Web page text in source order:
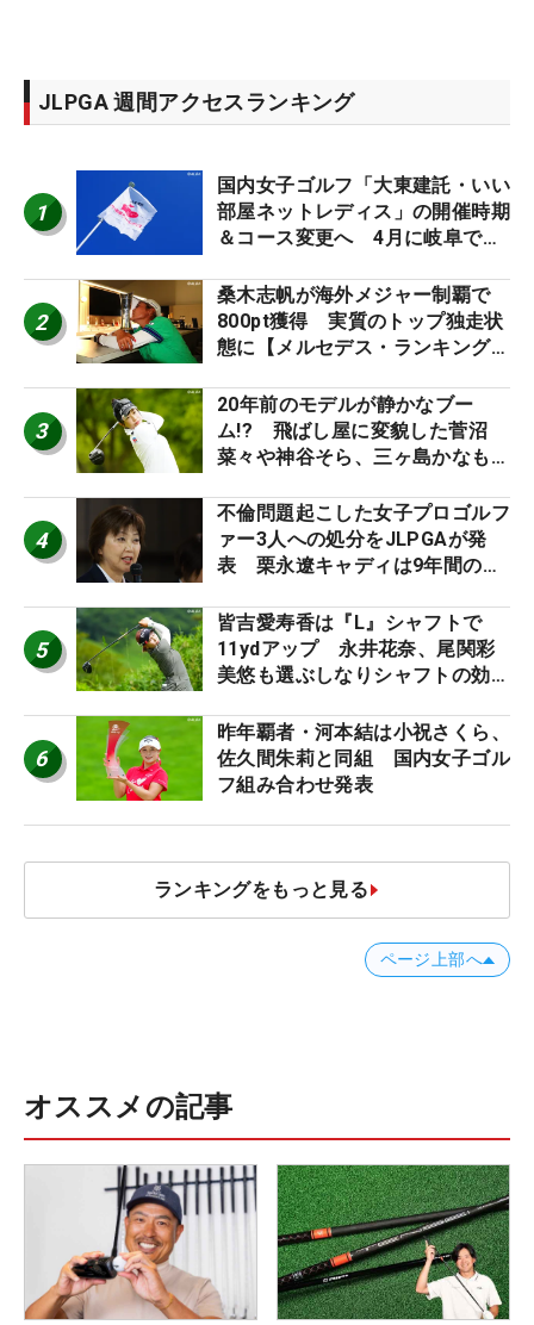
JLPGA 週間アクセスランキング
1
国内女子ゴルフ「大東建託・いい
部屋ネットレディス」の開催時期
＆コース変更へ 4月に岐阜で開
2
桑木志帆が海外メジャー制覇で
800pt獲得 実質のトップ独走状
態に【メルセデス・ランキング番
3
20年前のモデルが静かなブー
ム!? 飛ばし屋に変貌した菅沼
菜々や神谷そら、三ヶ島かなも使
ロたちの“飛ばしギア”】
4
不倫問題起こした女子プロゴルフ
ァー3人への処分をJLPGAが発
表 栗永遼キャディは9年間の立
5
皆吉愛寿香は『L』シャフトで
11ydアップ 永井花奈、尾関彩
美悠も選ぶしなりシャフトの効果
ア”】
6
昨年覇者・河本結は小祝さくら、
佐久間朱莉と同組 国内女子ゴル
フ組み合わせ発表
ランキングをもっと見る
ページ上部へ
オススメの記事